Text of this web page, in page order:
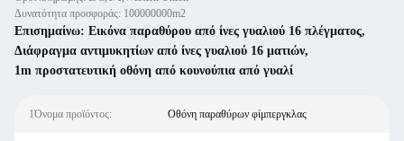
Δυνατότητα προσφοράς: 100000000m2
Επισημαίνω: Εικόνα παραθύρου από ίνες γυαλιού 16 πλέγματος,
Διάφραγμα αντιμυκητίων από ίνες γυαλιού 16 ματιών,
1m προστατευτική οθόνη από κουνούπια από γυαλί
1Όνομα προϊόντος: Οθόνη παραθύρων φίμπεργκλας